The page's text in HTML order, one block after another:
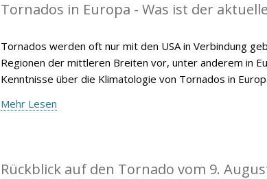
Tornados in Europa - Was ist der
Tornados werden oft nur mit den USA in Verbindung
Regionen der mittleren Breiten vor, unter anderem in
Kenntnisse über die Klimatologie von Tornados in
Mehr Lesen
Rückblick auf den Tornado vom 9.